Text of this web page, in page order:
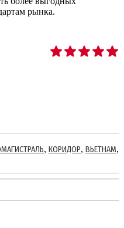
рынка.
, КОРИДОР, ВЬЕТНАМ,